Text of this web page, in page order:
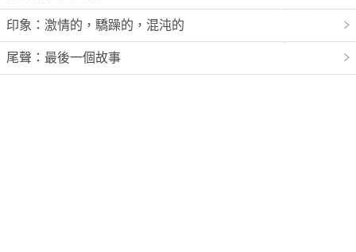
印象：激情的，驕躁的，混沌的
尾聲：最後一個故事